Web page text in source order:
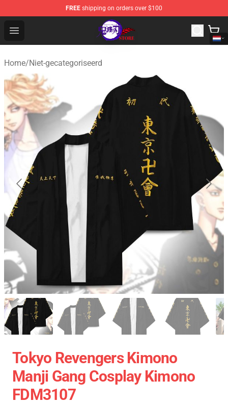
FREE shipping on orders over $100
Open menu
Kimetsu no Yaiba Store - Official Kimetsu no Yaiba
Home/Niet-gecategoriseerd
Tokyo Revengers Kimono
Manji Gang Cosplay Kimono
FDM3107